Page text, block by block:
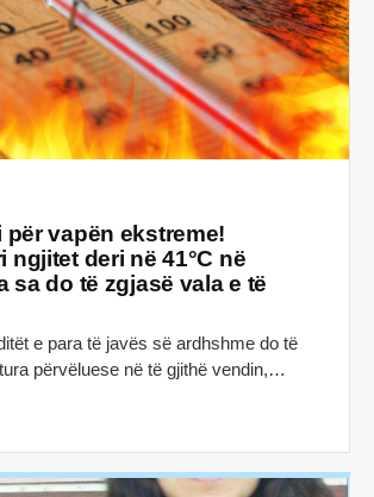
për vapën ekstreme!
ngjitet deri në 41°C në
sa do të zgjasë vala e të
e para të javës së ardhshme do të
përvëluese në të gjithë vendin,…